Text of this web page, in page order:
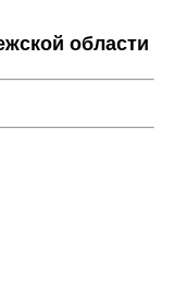
области